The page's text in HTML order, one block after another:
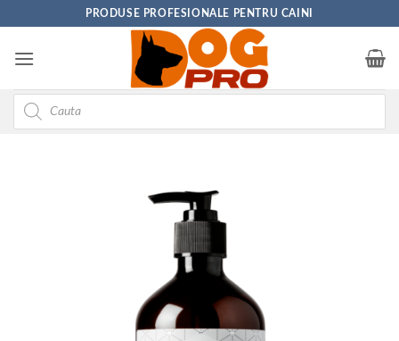
content
PRODUSE PROFESIONALE PENTRU CAINI
Products
search